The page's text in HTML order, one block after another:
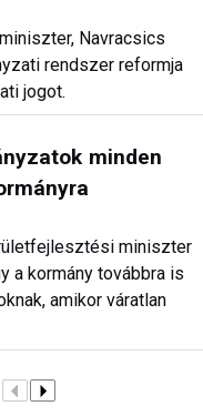
Navracsics
rendszer reformja
jogot.
minden
miniszter
a kormány továbbra is
amikor váratlan